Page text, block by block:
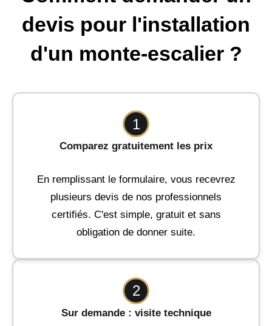
devis pour l'installation
d'un monte-escalier ?
1
Comparez gratuitement les prix
En remplissant le formulaire, vous recevrez
plusieurs devis de nos professionnels
certifiés. C'est simple, gratuit et sans
obligation de donner suite.
2
Sur demande : visite technique